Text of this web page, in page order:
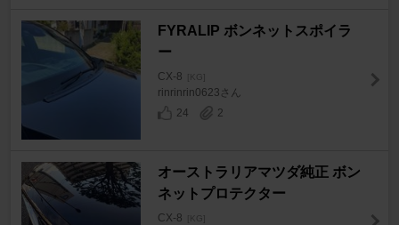
FYRALIP ボンネットスポイラ
ー
CX-8 [KG]
rinrinrin0623さん
24
2
オーストラリアマツダ純正 ボン
ネットプロテクター
CX-8 [KG]